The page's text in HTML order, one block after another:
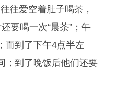
爱空着肚子喝茶，
要喝一次“晨茶”；午
而到了下午4点半左
；到了晚饭后他们还要